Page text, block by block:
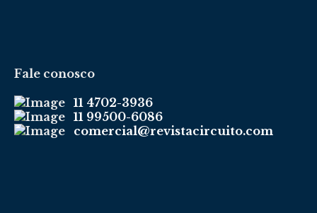
Fale conosco
11 4702-3936
11 99500-6086
comercial@revistacircuito.com